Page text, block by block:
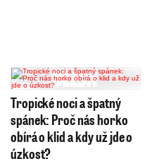
Tropické noci a špatný
spánek: Proč nás horko
obírá o klid a kdy už jde o
úzkost?